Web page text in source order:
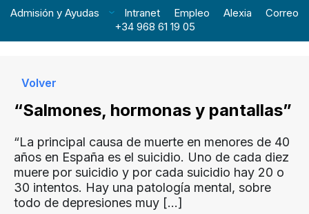
Admisión y Ayudas Intranet Empleo Alexia
Correo
+34 968 61 19 05
Volver
“Salmones, hormonas y pantallas”
“La principal causa de muerte en menores de 40
años en España es el suicidio. Uno de cada diez
muere por suicidio y por cada suicidio hay 20 o
30 intentos. Hay una patología mental, sobre
todo de depresiones muy […]